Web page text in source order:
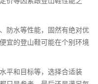
防水等性能，固然有绝对优
宜的登山鞋可能在个别环境
平和目标等，选择合适装